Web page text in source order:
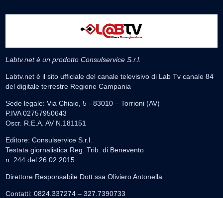
Labtv.net è un prodotto Consulservice S.r.l.
Labtv.net è il sito ufficiale del canale televisivo di Lab Tv canale 84
del digitale terrestre Regione Campania
Sede legale: Via Chiaio, 5 - 83010 – Torrioni (AV)
P.IVA 02757950643
Oscr. R.E.A. AV N.181151
Editore: Consulservice S.r.l.
Testata giornalistica Reg. Trib. di Benevento
n. 244 del 26.02.2015
Direttore Responsabile Dott.ssa Oliviero Antonella
Contatti: 0824.337274 – 327.7390733